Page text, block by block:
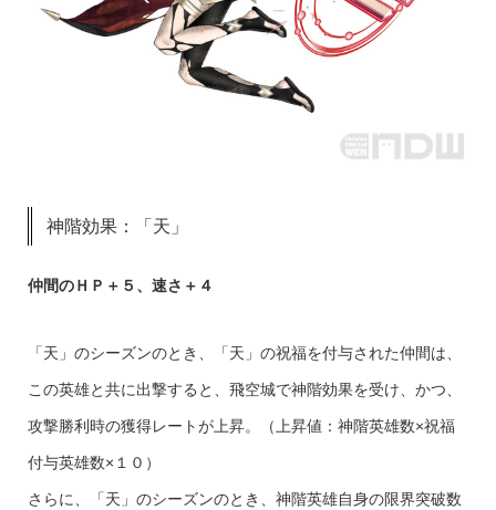
神階効果：「天」
仲間のＨＰ＋５、速さ＋４
「天」のシーズンのとき、「天」の祝福を付与された仲間は、
この英雄と共に出撃すると、飛空城で神階効果を受け、かつ、
攻撃勝利時の獲得レートが上昇。（上昇値：神階英雄数×祝福
付与英雄数×１０）
さらに、「天」のシーズンのとき、神階英雄自身の限界突破数